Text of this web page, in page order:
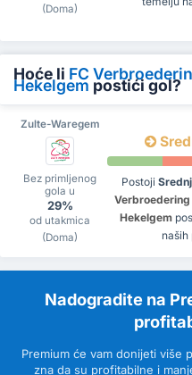
(Doma)
Hoće li FC
Hekelgem postići gol?
Zulte-Waregem
Bez primljenog
gola u
29%
od utakmica
(Doma)
Postoji
Verbroedering
Hekelgem
naših
Nadogradite na
Premium će vam donijeti više
zna da su profitabilne i